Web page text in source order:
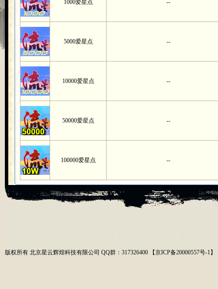
1000爱星点 --
5000爱星点 --
10000爱星点 --
50000爱星点 --
100000爱星点 --
版权所有 北京星云辉煌科技有限公司 QQ群：317326400 【京ICP备20000557号-1 】